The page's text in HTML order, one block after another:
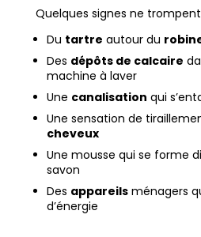
Quelques signes ne
Du tartre autour du
Des dépôts de calcaire
machine à laver
Une canalisation qui
Une sensation de
cheveux
Une mousse qui se forme
savon
Des appareilsménagers
d’énergie